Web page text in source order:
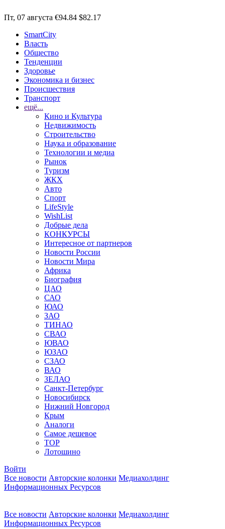
Пт, 07 августа €94.84 $82.17
SmartCity
Власть
Общество
Тенденции
Здоровье
Экономика и бизнес
Происшествия
Транспорт
ещё...
Кино и Культура
Недвижимость
Строительство
Наука и образование
Технологии и медиа
Рынок
Туризм
ЖКХ
Авто
Спорт
LifeStyle
WishList
Добрые дела
КОНКУРСЫ
Интересное от партнеров
Новости России
Новости Мира
Африка
Биография
ЦАО
САО
ЮАО
ЗАО
ТИНАО
СВАО
ЮВАО
ЮЗАО
СЗАО
ВАО
ЗЕЛАО
Санкт-Петербург
Новосибирск
Нижний Новгород
Крым
Аналоги
Самое дешевое
TOP
Лотошино
Войти
Все новости Авторские колонки Медиахолдинг
Информационных Ресурсов
Все новости Авторские колонки Медиахолдинг
Информационных Ресурсов